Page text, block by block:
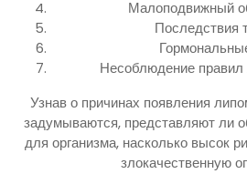
Малоподвижный
Последствия
Несоблюдение правил
Узнав о причинах появления
задумываются, представляют ли
для организма, насколько высок
злокачественную